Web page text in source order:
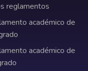
reglamentos
académico de
académico de